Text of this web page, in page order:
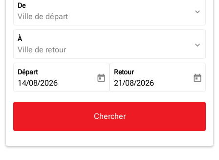
De
Ville de départ expand_more
À
Ville de retour expand_more
Départ
fc-booking-departure-date-aria-label
14/08/2026 today
Retour
fc-booking-return-date-aria-
21/08/2026 today
Chercher